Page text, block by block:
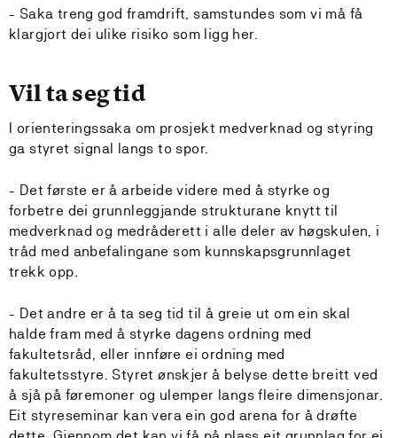
- Saka treng god framdrift, samstundes som vi må få
klargjort dei ulike risiko som ligg her.
Vil ta seg tid
I orienteringssaka om prosjekt medverknad og styring
ga styret signal langs to spor.
- Det første er å arbeide videre med å styrke og
forbetre dei grunnleggjande strukturane knytt til
medverknad og medråderett i alle deler av høgskulen, i
tråd med anbefalingane som kunnskapsgrunnlaget
trekk opp.
- Det andre er å ta seg tid til å greie ut om ein skal
halde fram med å styrke dagens ordning med
fakultetsråd, eller innføre ei ordning med
fakultetsstyre. Styret ønskjer å belyse dette breitt ved
å sjå på føremoner og ulemper langs fleire dimensjonar.
Eit styreseminar kan vera ein god arena for å drøfte